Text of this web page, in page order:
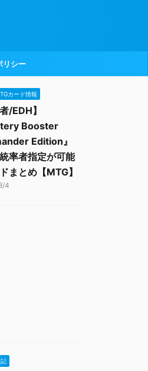
リシー
カード情報
/EDH】
Booster
Edition』
率者指定が可能
まとめ【MTG】
4